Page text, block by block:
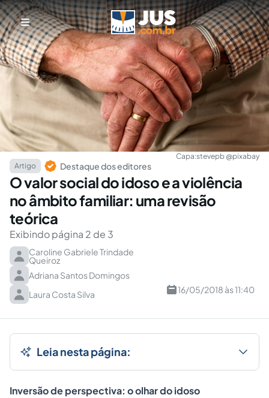
Capa:stevepb @pixabay
Artigo
Destaque dos editores
O valor social do idoso e a violência
no âmbito familiar: uma revisão
teórica
Exibindo página 2 de 3
Caroline Gabriele Trindade
Queiroz
Adriana Santos Domingos
Laura Costa Silva
16/05/2018 às 11:40
Leia nesta página:
Inversão de perspectiva: o olhar do idoso